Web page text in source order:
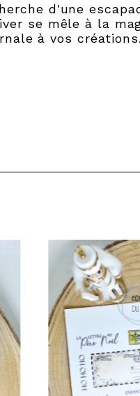
d'une
se mêle à la
à vos créations.